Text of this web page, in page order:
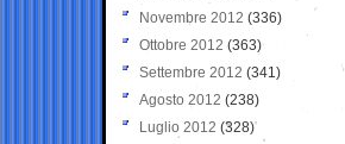
Novembre 2012 (336)
Ottobre 2012 (363)
Settembre 2012 (341)
Agosto 2012 (238)
Luglio 2012 (328)